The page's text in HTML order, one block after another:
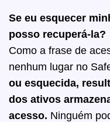
Se eu esquecer
posso recuperá-la?
Como a frase de
nenhum lugar no
ou esquecida,
dos ativos
acesso. Ninguém